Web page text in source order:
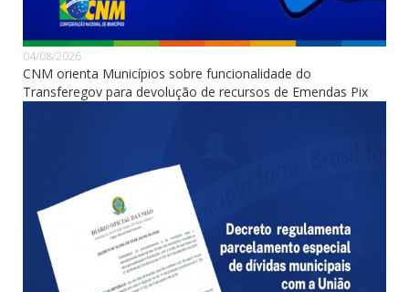
04/08/2026
CNM orienta Municípios sobre funcionalidade do
Transferegov para devolução de recursos de Emendas Pix